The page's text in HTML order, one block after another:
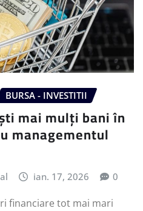
BURSA - INVESTITII
mai mulți bani în
managementul
ian. 17, 2026 0
financiare tot mai mari